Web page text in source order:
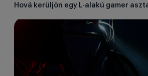
Hová kerüljön egy L-alakú gamer